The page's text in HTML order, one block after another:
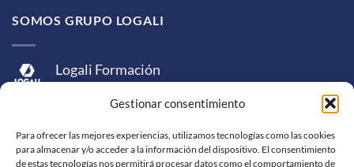
Gestionar consentimiento
Para ofrecer las mejores experiencias, utilizamos tecnologías como las cookies
para almacenar y/o acceder a la información del dispositivo. El consentimiento
de estas tecnologías nos permitirá procesar datos como el comportamiento de
SOMOS GRUPO LOGALI
Logali Formación
Logali Consultoría
Logali Ingeniería